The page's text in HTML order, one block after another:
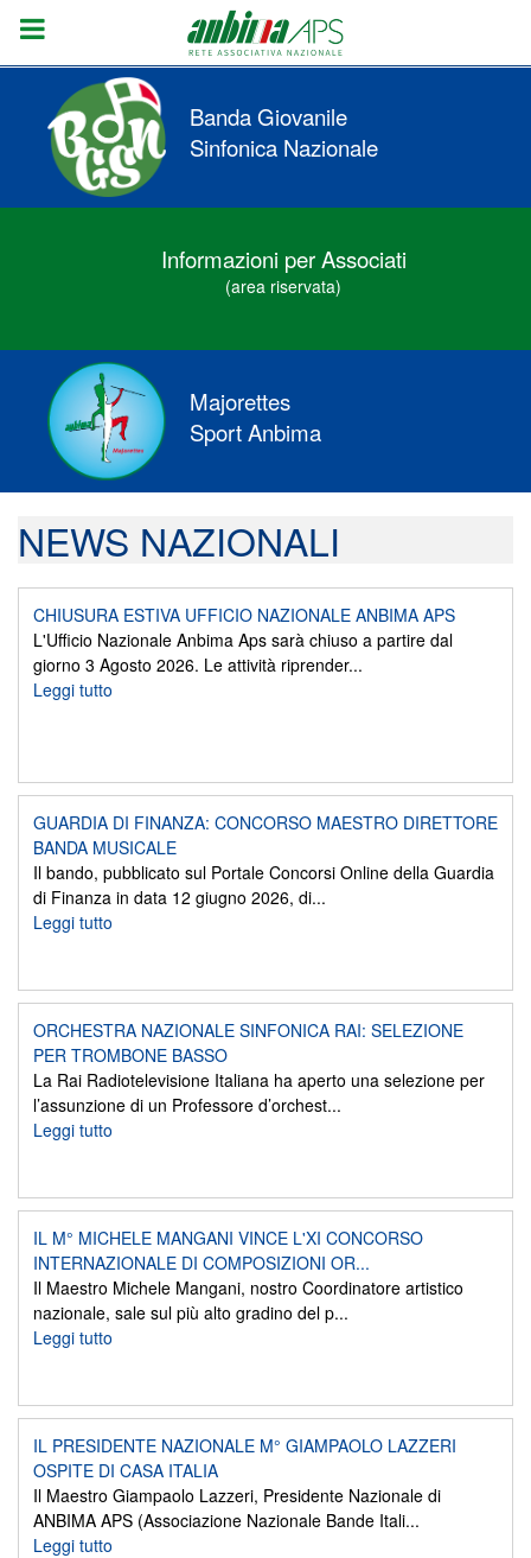
Banda Giovanile
Sinfonica Nazionale
Informazioni per Associati
(area riservata)
Majorettes
Sport Anbima
NEWS NAZIONALI
CHIUSURA ESTIVA UFFICIO NAZIONALE ANBIMA APS
L'Ufficio Nazionale Anbima Aps sarà chiuso a partire dal
giorno 3 Agosto 2026. Le attività riprender...
Leggi tutto
GUARDIA DI FINANZA: CONCORSO MAESTRO DIRETTORE
BANDA MUSICALE
Il bando, pubblicato sul Portale Concorsi Online della Guardia
di Finanza in data 12 giugno 2026, di...
Leggi tutto
ORCHESTRA NAZIONALE SINFONICA RAI: SELEZIONE
PER TROMBONE BASSO
La Rai Radiotelevisione Italiana ha aperto una selezione per
l’assunzione di un Professore d’orchest...
Leggi tutto
IL M° MICHELE MANGANI VINCE L'XI CONCORSO
INTERNAZIONALE DI COMPOSIZIONI OR...
Il Maestro Michele Mangani, nostro Coordinatore artistico
nazionale, sale sul più alto gradino del p...
Leggi tutto
IL PRESIDENTE NAZIONALE M° GIAMPAOLO LAZZERI
OSPITE DI CASA ITALIA
Il Maestro Giampaolo Lazzeri, Presidente Nazionale di
ANBIMA APS (Associazione Nazionale Bande Itali...
Leggi tutto